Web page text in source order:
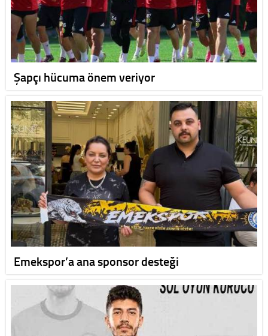
Şapçı hücuma önem veriyor
Emekspor’a ana sponsor desteği